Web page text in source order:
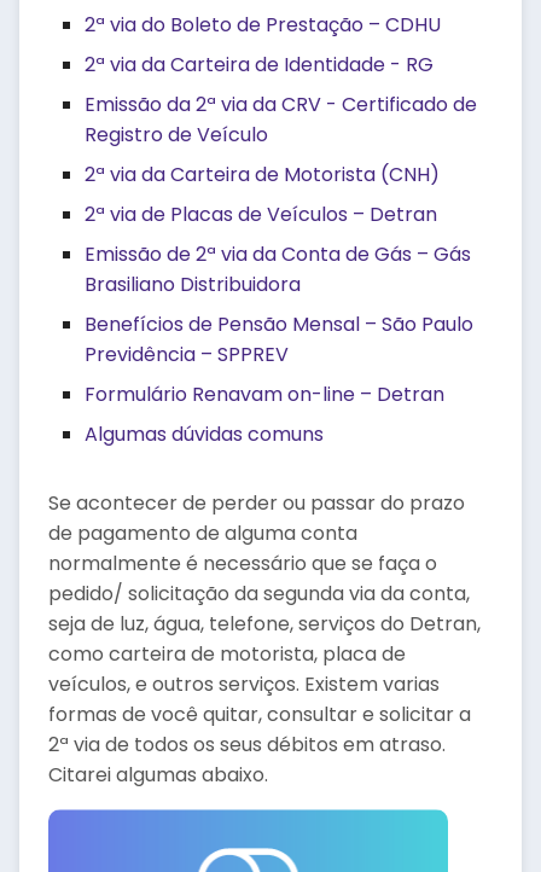
2ª via do Boleto de Prestação – CDHU
2ª via da Carteira de Identidade - RG
Emissão da 2ª via da CRV - Certificado de
Registro de Veículo
2ª via da Carteira de Motorista (CNH)
2ª via de Placas de Veículos – Detran
Emissão de 2ª via da Conta de Gás – Gás
Brasiliano Distribuidora
Benefícios de Pensão Mensal – São Paulo
Previdência – SPPREV
Formulário Renavam on-line – Detran
Algumas dúvidas comuns
Se acontecer de perder ou passar do prazo
de pagamento de alguma conta
normalmente é necessário que se faça o
pedido/ solicitação da segunda via da conta,
seja de luz, água, telefone, serviços do Detran,
como carteira de motorista, placa de
veículos, e outros serviços. Existem varias
formas de você quitar, consultar e solicitar a
2ª via de todos os seus débitos em atraso.
Citarei algumas abaixo.